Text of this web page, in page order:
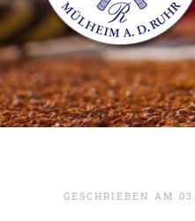
GESCHRIEBEN AM